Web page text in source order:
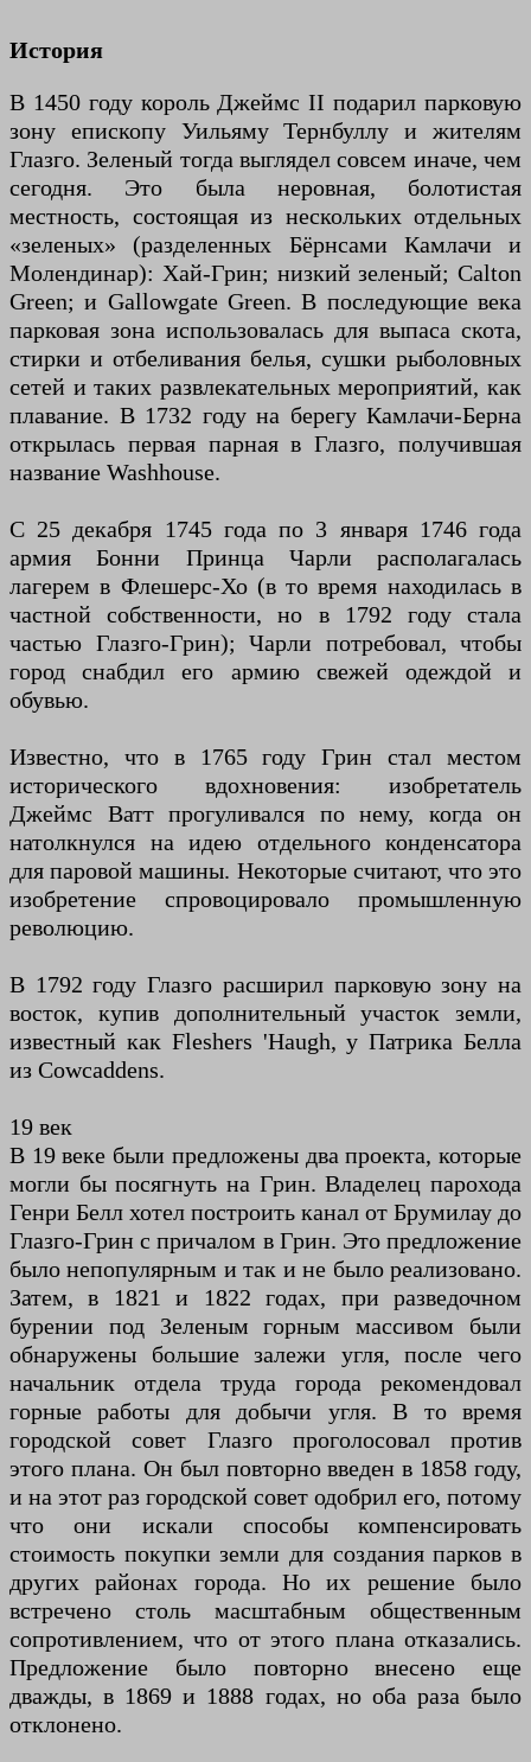
История
В 1450 году король Джеймс II подарил парковую
зону епископу Уильяму Тернбуллу и жителям
Глазго. Зеленый тогда выглядел совсем иначе, чем
сегодня. Это была неровная, болотистая
местность, состоящая из нескольких отдельных
«зеленых» (разделенных Бёрнсами Камлачи и
Молендинар): Хай-Грин; низкий зеленый; Calton
Green; и Gallowgate Green. В последующие века
парковая зона использовалась для выпаса скота,
стирки и отбеливания белья, сушки рыболовных
сетей и таких развлекательных мероприятий, как
плавание. В 1732 году на берегу Камлачи-Берна
открылась первая парная в Глазго, получившая
название Washhouse.
С 25 декабря 1745 года по 3 января 1746 года
армия Бонни Принца Чарли располагалась
лагерем в Флешерс-Хо (в то время находилась в
частной собственности, но в 1792 году стала
частью Глазго-Грин); Чарли потребовал, чтобы
город снабдил его армию свежей одеждой и
обувью.
Известно, что в 1765 году Грин стал местом
исторического вдохновения: изобретатель
Джеймс Ватт прогуливался по нему, когда он
натолкнулся на идею отдельного конденсатора
для паровой машины. Некоторые считают, что это
изобретение спровоцировало промышленную
революцию.
В 1792 году Глазго расширил парковую зону на
восток, купив дополнительный участок земли,
известный как Fleshers 'Haugh, у Патрика Белла
из Cowcaddens.
19 век
В 19 веке были предложены два проекта, которые
могли бы посягнуть на Грин. Владелец парохода
Генри Белл хотел построить канал от Брумилау до
Глазго-Грин с причалом в Грин. Это предложение
было непопулярным и так и не было реализовано.
Затем, в 1821 и 1822 годах, при разведочном
бурении под Зеленым горным массивом были
обнаружены большие залежи угля, после чего
начальник отдела труда города рекомендовал
горные работы для добычи угля. В то время
городской совет Глазго проголосовал против
этого плана. Он был повторно введен в 1858 году,
и на этот раз городской совет одобрил его, потому
что они искали способы компенсировать
стоимость покупки земли для создания парков в
других районах города. Но их решение было
встречено столь масштабным общественным
сопротивлением, что от этого плана отказались.
Предложение было повторно внесено еще
дважды, в 1869 и 1888 годах, но оба раза было
отклонено.